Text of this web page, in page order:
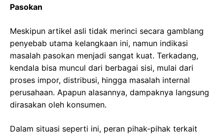
Pasokan
Meskipun artikel asli tidak merinci secara gamblang
penyebab utama kelangkaan ini, namun indikasi
masalah pasokan menjadi sangat kuat. Terkadang,
kendala bisa muncul dari berbagai sisi, mulai dari
proses impor, distribusi, hingga masalah internal
perusahaan. Apapun alasannya, dampaknya langsung
dirasakan oleh konsumen.
Dalam situasi seperti ini, peran pihak-pihak terkait